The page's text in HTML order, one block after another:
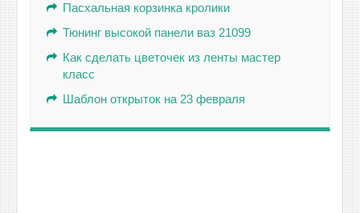
Пасхальная корзинка кролики
Тюнинг высокой панели ваз 21099
Как сделать цветочек из ленты мастер
класс
Шаблон открыток на 23 февраля